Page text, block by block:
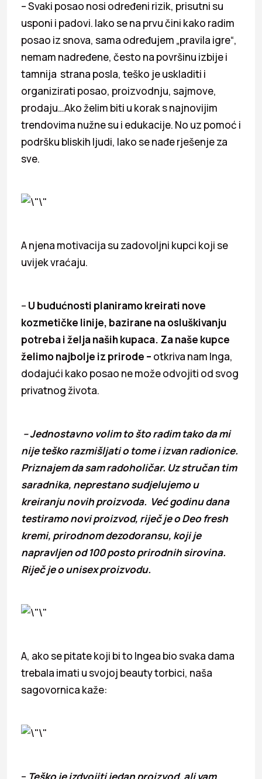
– Svaki posao nosi određeni rizik, prisutni su
usponi i padovi. Iako se na prvu čini kako radim
posao iz snova, sama određujem „pravila igre“,
nemam nadređene, često na površinu izbije i
tamnija strana posla, teško je uskladiti i
organizirati posao, proizvodnju, sajmove,
prodaju…Ako želim biti u korak s najnovijim
trendovima nužne su i edukacije. No uz pomoć i
podršku bliskih ljudi, lako se nađe rješenje za
sve.
A njena motivacija su zadovoljni kupci koji se
uvijek vraćaju.
– U budućnosti planiramo kreirati nove
kozmetičke linije, bazirane na osluškivanju
potreba i želja naših kupaca. Za naše kupce
želimo najbolje iz prirode – otkriva nam Inga,
dodajući kako posao ne može odvojiti od svog
privatnog života.
– Jednostavno volim to što radim tako da mi
nije teško razmišljati o tome i izvan radionice.
Priznajem da sam radoholičar. Uz stručan tim
saradnika, neprestano sudjelujemo u
kreiranju novih proizvoda. Već godinu dana
testiramo novi proizvod, riječ je o Deo fresh
kremi, prirodnom dezodoransu, koji je
napravljen od 100 posto prirodnih sirovina.
Riječ je o unisex proizvodu.
A, ako se pitate koji bi to Ingea bio svaka dama
trebala imati u svojoj beauty torbici, naša
sagovornica kaže:
– Teško je izdvojiti jedan proizvod, ali vam